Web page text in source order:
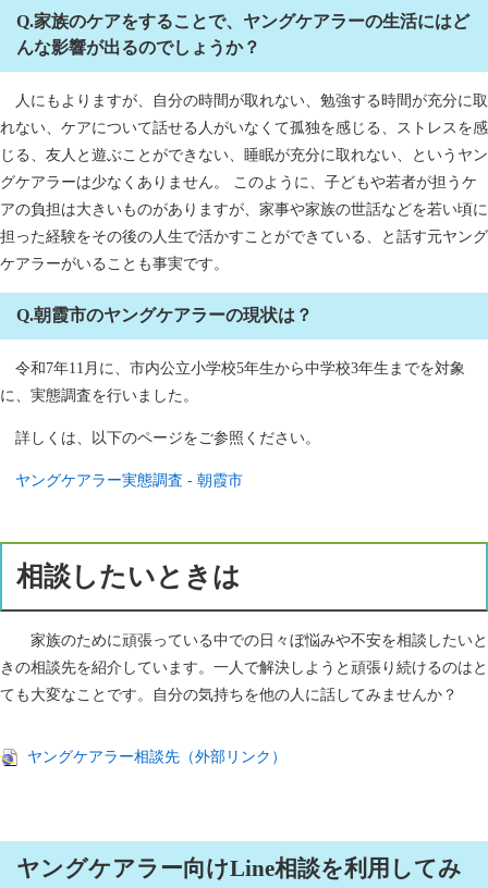
Q.家族のケアをすることで、ヤングケアラーの生活にはど
んな影響が出るのでしょうか？
人にもよりますが、自分の時間が取れない、勉強する時間が充分に取
れない、ケアについて話せる人がいなくて孤独を感じる、ストレスを感
じる、友人と遊ぶことができない、睡眠が充分に取れない、というヤン
グケアラーは少なくありません。 このように、子どもや若者が担うケ
アの負担は大きいものがありますが、家事や家族の世話などを若い頃に
担った経験をその後の人生で活かすことができている、と話す元ヤング
ケアラーがいることも事実です。
Q.朝霞市のヤングケアラーの現状は？
令和7年11月に、市内公立小学校5年生から中学校3年生までを対象
に、実態調査を行いました。
詳しくは、以下のページをご参照ください。
ヤングケアラー実態調査 - 朝霞市
相談したいときは
家族のために頑張っている中での日々ぼ悩みや不安を相談したいと
きの相談先を紹介しています。一人で解決しようと頑張り続けるのはと
ても大変なことです。自分の気持ちを他の人に話してみませんか？
ヤングケアラー相談先（外部リンク）
ヤングケアラー向けLine相談を利用してみ